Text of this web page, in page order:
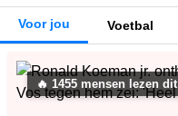
Voor jou Voetbal
🔥 1455 mensen lezen dit